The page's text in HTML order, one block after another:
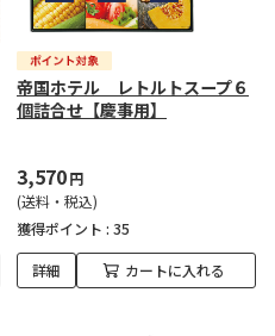
帝国ホテル レトルトスープ６
個詰合せ【慶事用】
3,570円
(送料・税込)
獲得ポイント : 35
詳細 カートに入れる